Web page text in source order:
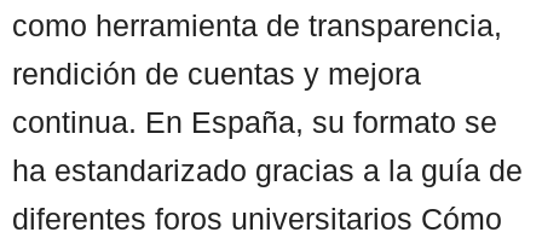
como herramienta de transparencia,
rendición de cuentas y mejora
continua. En España, su formato se
ha estandarizado gracias a la guía de
diferentes foros universitarios Cómo